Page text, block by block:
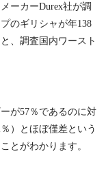
ーカーDurex社が調
のギリシャが年138
、調査国内ワースト
が57％であるのに対
）とほぼ僅差という
とがわかります。